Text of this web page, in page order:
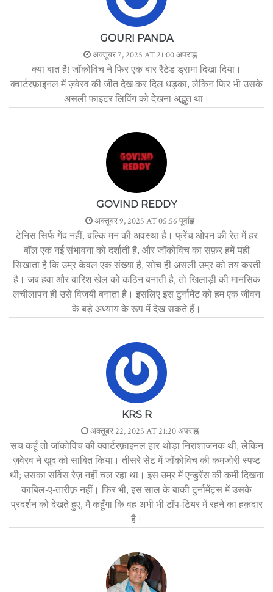
GOURI PANDA
अक्तूबर 7, 2025 AT 21:00 अपराह्न
क्या बात है! जॉकोविच ने फिर एक बार रैंटेड ड्रामा दिखा दिया।
क्वार्टरफ़ाइनल में ज़वेरव की जीत देख कर दिल धड़का, लेकिन फिर भी उसके
असली फाइटर लिविंग को देखना अद्भुत था।
GOVIND REDDY
अक्तूबर 9, 2025 AT 05:56 पूर्वाह्न
टेनिस सिर्फ गेंद नहीं, बल्कि मन की अवस्था है। फ्रेंच ओपन की रेत में हर
बॉल एक नई संभावना को दर्शाती है, और जॉकोविच का सफ़र हमें यही
सिखाता है कि उम्र केवल एक संख्या है, सोच ही असली उम्र को तय करती
है। जब हवा और बारिश खेल को कठिन बनाती है, तो खिलाड़ी की मानसिक
लचीलापन ही उसे विजयी बनाता है। इसलिए इस टुर्नामेंट को हम एक जीवन
के बड़े अध्याय के रूप में देख सकते हैं।
KRS R
अक्तूबर 22, 2025 AT 21:20 अपराह्न
सच कहूँ तो जॉकोविच की क्वार्टरफ़ाइनल हार थोड़ा निराशाजनक थी, लेकिन
ज़वेरव ने खुद को साबित किया। तीसरे सेट में जॉकोविच की कमजोरी स्पष्ट
थी; उसका सर्विस रेज़ नहीं चल रहा था। इस उम्र में एन्डुरेंस की कमी दिखना
काबिल‑ए‑तारीफ़ नहीं। फिर भी, इस साल के बाकी टुर्नामेंट्स में उसके
प्रदर्शन को देखते हुए, मैं कहूँगा कि वह अभी भी टॉप‑टियर में रहने का हक़दार
है।